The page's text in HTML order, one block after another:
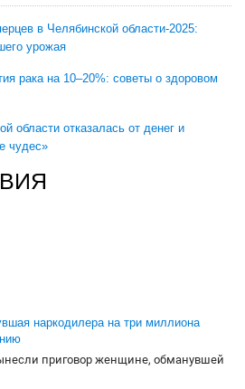
в Челябинской области-2025:
урожая
рака на 10–20%: советы о здоровом
области отказалась от денег и
чудес»
наркодилера на три миллиона
приговор женщине, обманувшей